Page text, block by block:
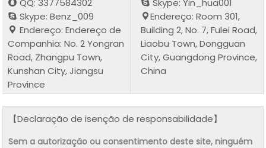
Skype: Benz_009
Endereço: Endereço de
Companhia: No. 2 Yongran
Road, Zhangpu Town,
Kunshan City, Jiangsu
Province
Endereço: Room 301,
Building 2, No. 7, Fulei Road,
Liaobu Town, Dongguan
City, Guangdong Province,
China
【Declaração de isenção de responsabilidade】
Sem a autorização ou consentimento deste site, ninguém